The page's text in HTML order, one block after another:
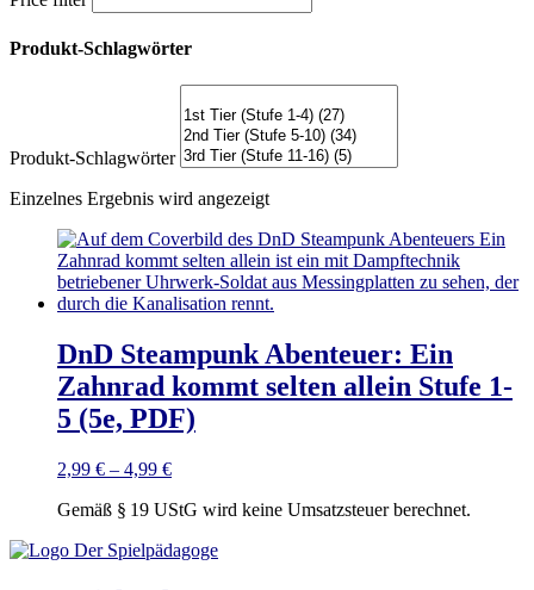
Produkt-Schlagwörter
Produkt-Schlagwörter
Einzelnes Ergebnis wird angezeigt
DnD Steampunk Abenteuer: Ein
Zahnrad kommt selten allein Stufe 1-
5 (5e, PDF)
2,99 € – 4,99 €
Gemäß § 19 UStG wird keine Umsatzsteuer berechnet.